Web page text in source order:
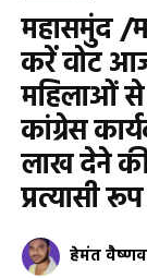
महासमुंद /
करें वोट आज
महिलाओं
कांग्रेस
लाख देने की
प्रत्यासी
हेमंत वैष्णव